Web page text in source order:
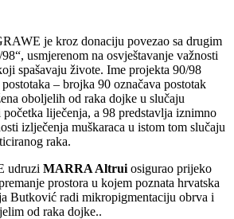
je kroz donaciju povezao sa drugim
usmjerenom na osvještavanje važnosti
spašavaju živote. Ime projekta 90/98
– brojka 90 označava postotak
oboljelih od raka dojke u slučaju
liječenja, a 98 predstavlja iznimno
izlječenja muškaraca u istom tom slučaju
raka.
udruzi MARRA Altrui osigurao prijeko
prostora u kojem poznata hrvatska
Butković radi mikropigmentaciju obrva i
od raka dojke..